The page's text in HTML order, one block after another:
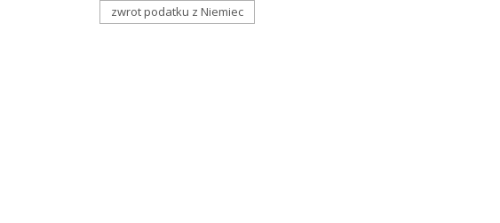
zwrot podatku z Niemiec